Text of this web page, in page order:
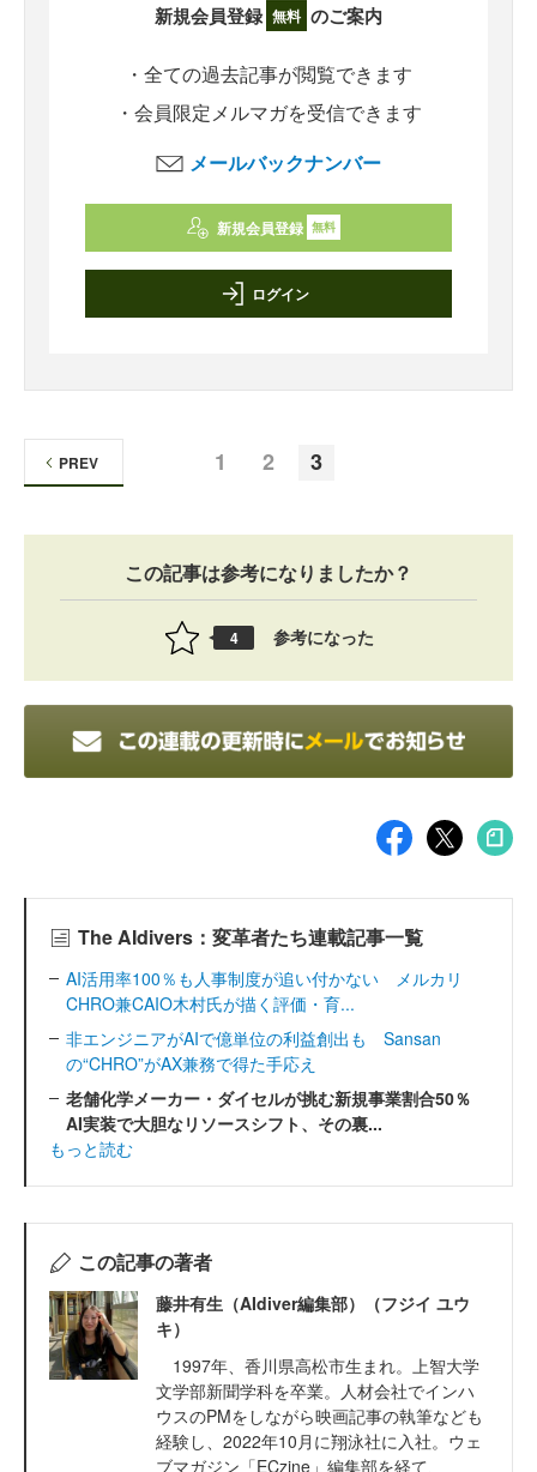
新規会員登録 無料 のご案内
・全ての過去記事が閲覧できます
・会員限定メルマガを受信できます
メールバックナンバー
新規会員登録 無料
ログイン
1 2 3
PREV
この記事は参考になりましたか？
4 参考になった
The AIdivers：変革者たち連載記事一覧
AI活用率100％も人事制度が追い付かない メルカリ
CHRO兼CAIO木村氏が描く評価・育...
非エンジニアがAIで億単位の利益創出も Sansan
の“CHRO”がAX兼務で得た手応え
老舗化学メーカー・ダイセルが挑む新規事業割合50％
AI実装で大胆なリソースシフト、その裏...
もっと読む
この記事の著者
藤井有生（AIdiver編集部）（フジイ ユウ
キ）
1997年、香川県高松市生まれ。上智大学
文学部新聞学科を卒業。人材会社でインハ
ウスのPMをしながら映画記事の執筆なども
経験し、2022年10月に翔泳社に入社。ウェ
ブマガジン「ECzine」編集部を経て、